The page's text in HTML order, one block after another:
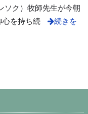
ソク）牧師先生が今朝
心を持ち続
続きを